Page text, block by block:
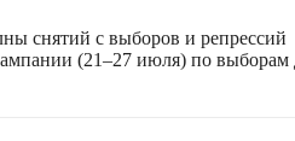
снятий с выборов и репрессий
(21–27 июля) по